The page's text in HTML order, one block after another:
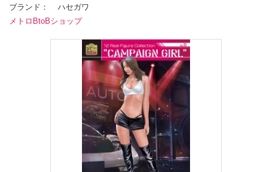
ブランド
ハセガワ
メトロBtoBショップ